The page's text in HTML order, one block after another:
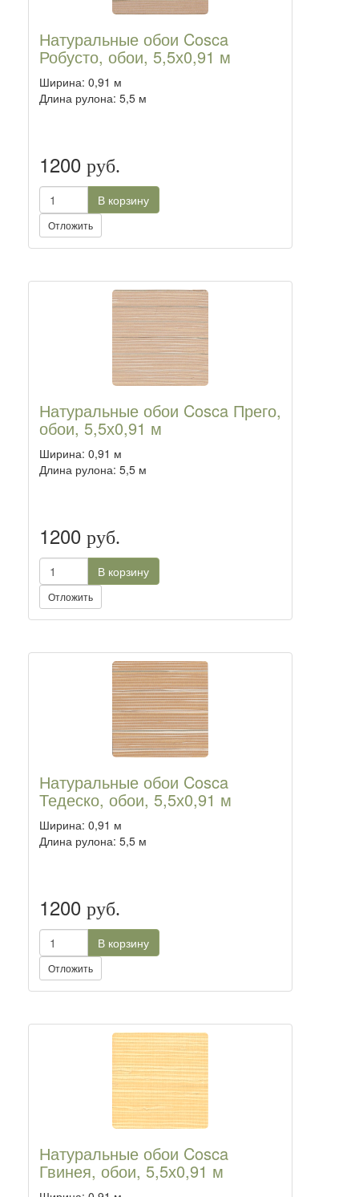
Натуральные обои Cosca
Робусто, обои, 5,5х0,91 м
Ширина: 0,91 м
Длина рулона: 5,5 м
1200 руб.
В корзину
Отложить
Натуральные обои Cosca Прего,
обои, 5,5х0,91 м
Ширина: 0,91 м
Длина рулона: 5,5 м
1200 руб.
В корзину
Отложить
Натуральные обои Cosca
Тедеско, обои, 5,5х0,91 м
Ширина: 0,91 м
Длина рулона: 5,5 м
1200 руб.
В корзину
Отложить
Натуральные обои Cosca
Гвинея, обои, 5,5х0,91 м